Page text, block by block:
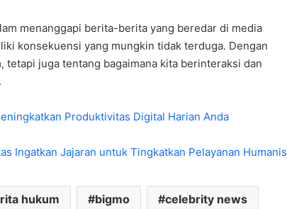
menanggapi berita-berita yang beredar di media
konsekuensi yang mungkin tidak terduga. Dengan
tetapi juga tentang bagaimana kita berinteraksi dan
Produktivitas Digital Harian Anda
Ingatkan Jajaran untuk Tingkatkan Pelayanan Humanis
hukum bigmo celebrity news